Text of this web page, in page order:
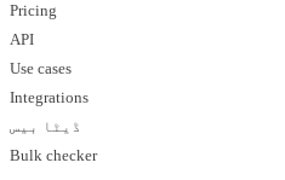
Pricing
API
Use cases
Integrations
ڈیٹا بیس
Bulk checker